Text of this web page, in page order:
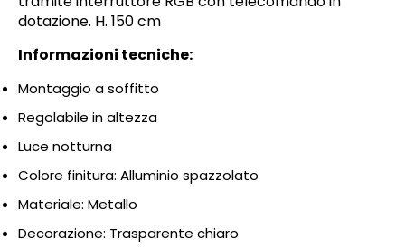
dotazione. H. 150 cm
Informazioni tecniche:
Montaggio a soffitto
Regolabile in altezza
Luce notturna
Colore finitura: Alluminio spazzolato
Materiale: Metallo
Decorazione: Trasparente chiaro